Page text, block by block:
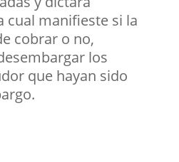
cual manifieste si la
cobrar o no,
los
que hayan sido